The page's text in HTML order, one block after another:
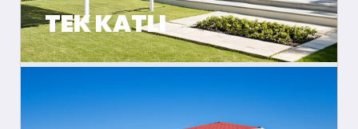
TEK KATLI